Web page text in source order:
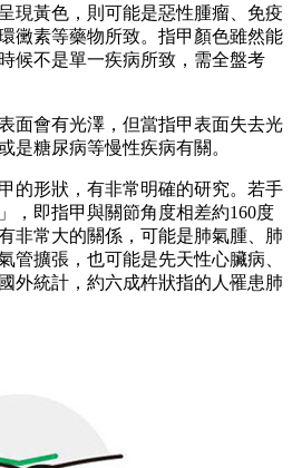
現黃色，則可能是惡性腫瘤、免疫
黴素等藥物所致。指甲顏色雖然能
候不是單一疾病所致，需全盤考
面會有光澤，但當指甲表面失去光
是糖尿病等慢性疾病有關。
的形狀，有非常明確的研究。若手
，即指甲與關節角度相差約160度
非常大的關係，可能是肺氣腫、肺
管擴張，也可能是先天性心臟病、
外統計，約六成杵狀指的人罹患肺